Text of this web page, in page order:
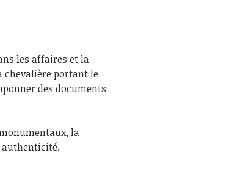
les affaires et la
chevalière portant le
des documents
la
authenticité.